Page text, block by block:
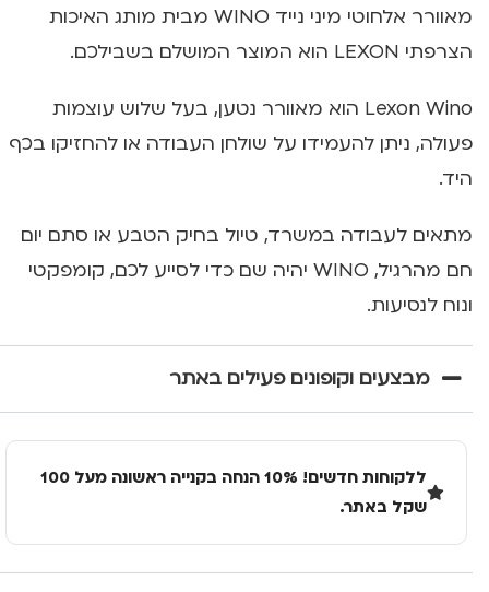
מאוורר אלחוטי מיני נייד WINO מבית מותג האיכות
הצרפתי LEXON הוא המוצר המושלם בשבילכם.
Lexon Wino הוא מאוורר נטען, בעל שלוש עוצמות
פעולה, ניתן להעמידו על שולחן העבודה או להחזיקו בכף
היד.
מתאים לעבודה במשרד, טיול בחיק הטבע או סתם יום
חם מהרגיל, WINO יהיה שם כדי לסייע לכם, קומפקטי
ונוח לנסיעות.
מבצעים וקופונים פעילים באתר
ללקוחות חדשים! 10% הנחה בקנייה ראשונה מעל 100
שקל באתר.